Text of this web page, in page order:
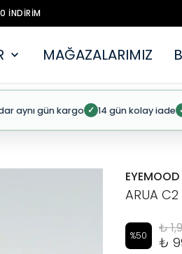
İNDİRİM
MAĞAZALARIMIZ
aynı gün kargo ✓ 14 gün kolay iade
EYEMOOD
ARUA C2
%50 ₺
₺